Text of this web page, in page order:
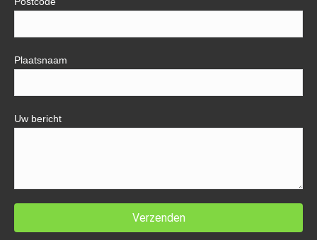
Plaatsnaam
Uw bericht